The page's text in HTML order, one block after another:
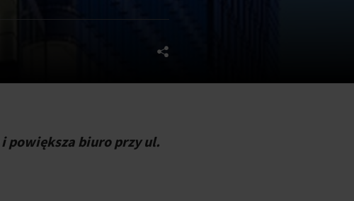
powiększa biuro przy ul.